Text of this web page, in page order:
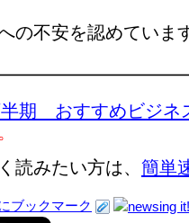
安を認めていま
半期 おすすめビジネ
読みたい方は、 簡単